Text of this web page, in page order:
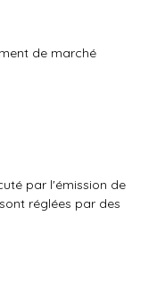
de marché
par l'émission de
réglées par des